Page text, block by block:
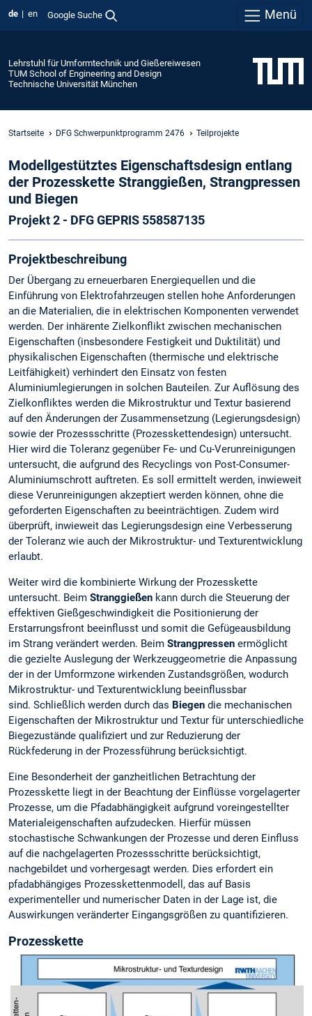
de en Google Suche Menü
Lehrstuhl für Umformtechnik und Gießereiwesen
TUM School of Engineering and Design
Technische Universität München
Startseite DFG Schwerpunktprogramm 2476 Teilprojekte
Modellgestütztes Eigenschaftsdesign entlang
der Prozesskette Stranggießen, Strangpressen
und Biegen
Projekt 2 - DFG GEPRIS 558587135
Projektbeschreibung
Der Übergang zu erneuerbaren Energiequellen und die
Einführung von Elektrofahrzeugen stellen hohe Anforderungen
an die Materialien, die in elektrischen Komponenten verwendet
werden. Der inhärente Zielkonflikt zwischen mechanischen
Eigenschaften (insbesondere Festigkeit und Duktilität) und
physikalischen Eigenschaften (thermische und elektrische
Leitfähigkeit) verhindert den Einsatz von festen
Aluminiumlegierungen in solchen Bauteilen. Zur Auflösung des
Zielkonfliktes werden die Mikrostruktur und Textur basierend
auf den Änderungen der Zusammensetzung (Legierungsdesign)
sowie der Prozessschritte (Prozesskettendesign) untersucht.
Hier wird die Toleranz gegenüber Fe- und Cu-Verunreinigungen
untersucht, die aufgrund des Recyclings von Post-Consumer-
Aluminiumschrott auftreten. Es soll ermittelt werden, inwieweit
diese Verunreinigungen akzeptiert werden können, ohne die
geforderten Eigenschaften zu beeinträchtigen. Zudem wird
überprüft, inwieweit das Legierungsdesign eine Verbesserung
der Toleranz wie auch der Mikrostruktur- und Texturentwicklung
erlaubt.
Weiter wird die kombinierte Wirkung der Prozesskette
untersucht. Beim Stranggießen kann durch die Steuerung der
effektiven Gießgeschwindigkeit die Positionierung der
Erstarrungsfront beeinflusst und somit die Gefügeausbildung
im Strang verändert werden. Beim Strangpressen ermöglicht
die gezielte Auslegung der Werkzeuggeometrie die Anpassung
der in der Umformzone wirkenden Zustandsgrößen, wodurch
Mikrostruktur- und Texturentwicklung beeinflussbar
sind. Schließlich werden durch das Biegen die mechanischen
Eigenschaften der Mikrostruktur und Textur für unterschiedliche
Biegezustände qualifiziert und zur Reduzierung der
Rückfederung in der Prozessführung berücksichtigt.
Eine Besonderheit der ganzheitlichen Betrachtung der
Prozesskette liegt in der Beachtung der Einflüsse vorgelagerter
Prozesse, um die Pfadabhängigkeit aufgrund voreingestellter
Materialeigenschaften aufzudecken. Hierfür müssen
stochastische Schwankungen der Prozesse und deren Einfluss
auf die nachgelagerten Prozessschritte berücksichtigt,
nachgebildet und vorhergesagt werden. Dies erfordert ein
pfadabhängiges Prozesskettenmodell, das auf Basis
experimenteller und numerischer Daten in der Lage ist, die
Auswirkungen veränderter Eingangsgrößen zu quantifizieren.
Prozesskette